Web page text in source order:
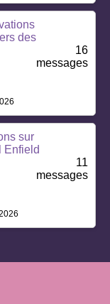
des
16
messages
sur
Enfield
11
messages